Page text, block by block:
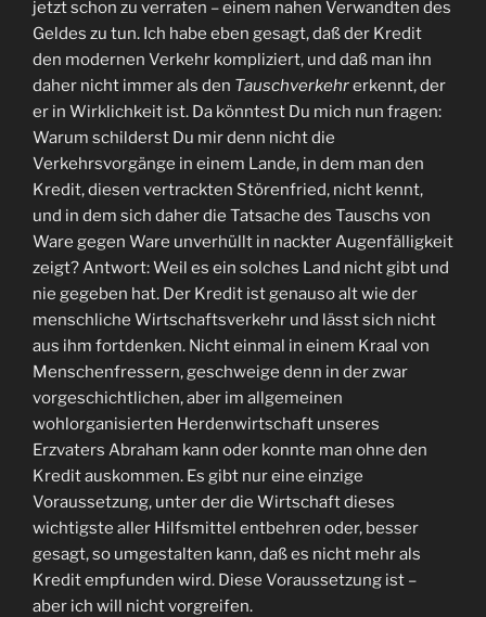
jetzt schon zu verraten – einem nahen Verwandten des
Geldes zu tun. Ich habe eben gesagt, daß der Kredit
den modernen Verkehr kompliziert, und daß man ihn
daher nicht immer als den Tauschverkehrerkennt, der
er in Wirklichkeit ist. Da könntest Du mich nun fragen:
Warum schilderst Du mir denn nicht die
Verkehrsvorgänge in einem Lande, in dem man den
Kredit, diesen vertrackten Störenfried, nicht kennt,
und in dem sich daher die Tatsache des Tauschs von
Ware gegen Ware unverhüllt in nackter Augenfälligkeit
zeigt? Antwort: Weil es ein solches Land nicht gibt und
nie gegeben hat. Der Kredit ist genauso alt wie der
menschliche Wirtschaftsverkehr und lässt sich nicht
aus ihm fortdenken. Nicht einmal in einem Kraal von
Menschenfressern, geschweige denn in der zwar
vorgeschichtlichen, aber im allgemeinen
wohlorganisierten Herdenwirtschaft unseres
Erzvaters Abraham kann oder konnte man ohne den
Kredit auskommen. Es gibt nur eine einzige
Voraussetzung, unter der die Wirtschaft dieses
wichtigste aller Hilfsmittel entbehren oder, besser
gesagt, so umgestalten kann, daß es nicht mehr als
Kredit empfunden wird. Diese Voraussetzung ist –
aber ich will nicht vorgreifen.